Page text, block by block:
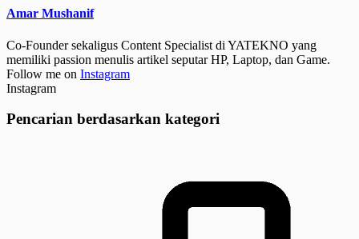
Amar Mushanif
Co-Founder sekaligus Content Specialist di YATEKNO yang
memiliki passion menulis artikel seputar HP, Laptop, dan Game.
Follow me on Instagram
Instagram
Pencarian berdasarkan kategori